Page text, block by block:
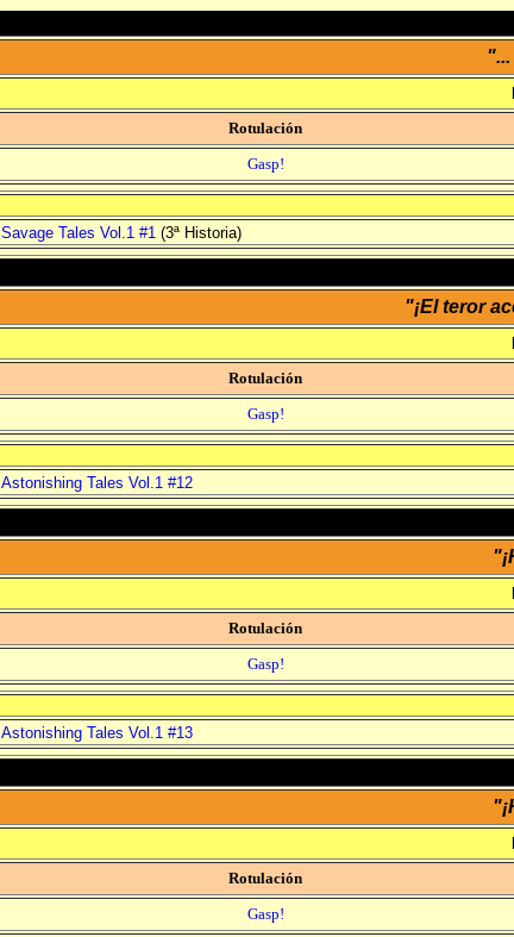
Rotulación
Gasp!
Savage Tales Vol.1 #1(3ª Historia)
"¡El teror
Rotulación
Gasp!
Astonishing Tales Vol.1 #12
Rotulación
Gasp!
Astonishing Tales Vol.1 #13
Rotulación
Gasp!